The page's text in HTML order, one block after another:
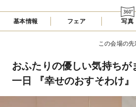
基本情報 フェア 写真
この会場の
おふたりの優しい気持ちが
一日 『幸せのおすそわけ』